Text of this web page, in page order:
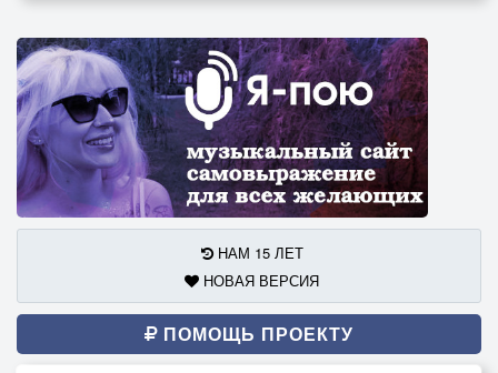
НАМ 15 ЛЕТ
НОВАЯ ВЕРСИЯ
ПОМОЩЬ ПРОЕКТУ